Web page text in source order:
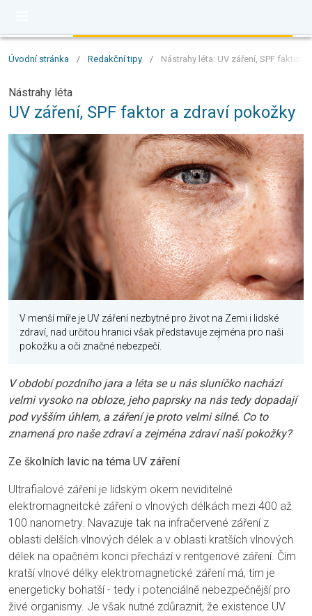
Úvodní stránka / Redakční tipy / Nástrahy léta: UV záření, SPF faktor
Nástrahy léta
UV záření, SPF faktor a zdraví pokožky
V menší míře je UV záření nezbytné pro život na Zemi i lidské
zdraví, nad určitou hranici však představuje zejména pro naši
pokožku a oči značné nebezpečí.
V období pozdního jara a léta se u nás sluníčko nachází
velmi vysoko na obloze, jeho paprsky na nás tedy dopadají
pod vyšším úhlem, a záření je proto velmi silné. Co to
znamená pro naše zdraví a zejména zdraví naší pokožky?
Ze školních lavic na téma UV záření
Ultrafialové záření je lidským okem neviditelné
elektromagneitcké záření o vlnových délkách mezi 400 až
100 nanometry. Navazuje tak na infračervené záření z
oblasti delších vlnových délek a v oblasti kratších vlnových
délek na opačném konci přechází v rentgenové záření. Čím
kratší vlnové délky elektromagnetické záření má, tím je
energeticky bohatší - tedy i potenciálně nebezpečnější pro
živé organismy. Je však nutné zdůraznit, že existence UV